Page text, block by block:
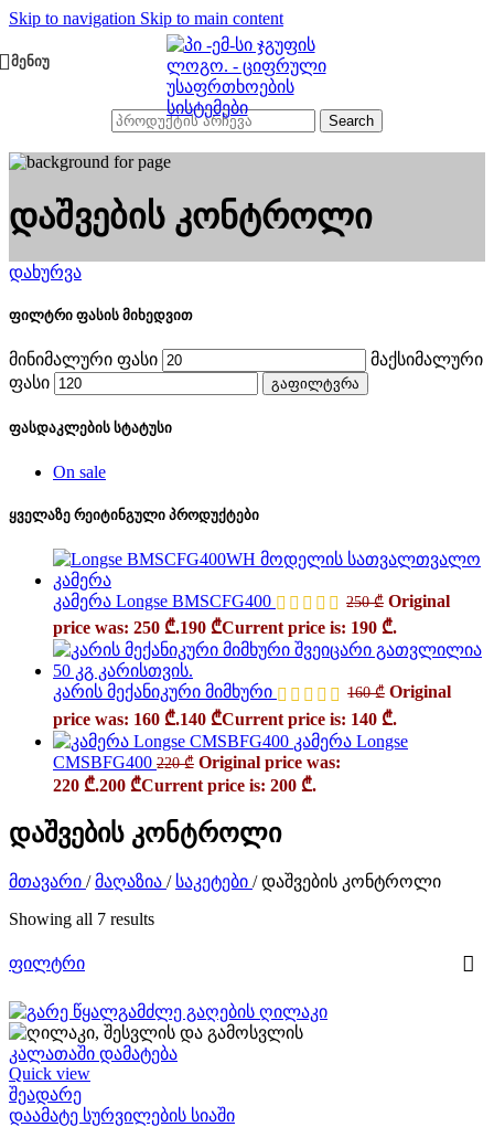
Skip to navigation Skip to main content
ᲛᲔᲜᲘᲣ
Search
დაშვების კონტროლი
დახურვა
ფილტრი ფასის მიხედვით
მინიმალური ფასი
მაქსიმალური
ფასი
გაფილტვრა
ფასდაკლების სტატუსი
On sale
ყველაზე რეიტინგული პროდუქტები
კამერა Longse BMSCFG400 250₾ Original
price was: 250 ₾.190 ₾Current price is: 190 ₾.
კარის მექანიკური მიმხური 160₾ Original
price was: 160 ₾.140 ₾Current price is: 140 ₾.
კამერა Longse
CMSBFG400 220₾ Original price was:
220 ₾.200 ₾Current price is: 200 ₾.
დაშვების კონტროლი
მთავარი / მაღაზია / საკეტები / დაშვების კონტროლი
Showing all 7 results
ფილტრი
კალათაში დამატება
Quick view
შეადარე
დაამატე სურვილების სიაში